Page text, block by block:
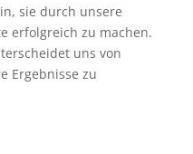
sie durch unsere
erfolgreich zu machen.
uns von
Ergebnisse zu